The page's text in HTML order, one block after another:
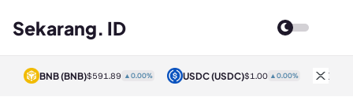
Sekarang. ID
BNB(BNB)$591.89 ▲0.00% USDC(USDC)$1.00 ▲0.00% XRP